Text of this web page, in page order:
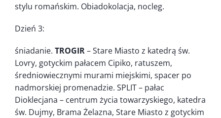
stylu romańskim. Obiadokolacja, nocleg.
Dzień 3:
śniadanie. TROGIR– Stare Miasto z katedrą św.
Lovry, gotyckim pałacem Cipiko, ratuszem,
średniowiecznymi murami miejskimi, spacer po
nadmorskiej promenadzie. SPLIT – pałac
Dioklecjana – centrum życia towarzyskiego, katedra
św. Dujmy, Brama Żelazna, Stare Miasto z gotyckim